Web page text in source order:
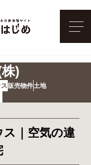
メ
)
販売物件土地
｜空気の違